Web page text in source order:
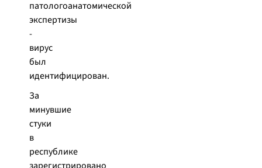
патологоанатомической
экспертизы
-
вирус
был
идентифицирован.
За
минувшие
стуки
в
республике